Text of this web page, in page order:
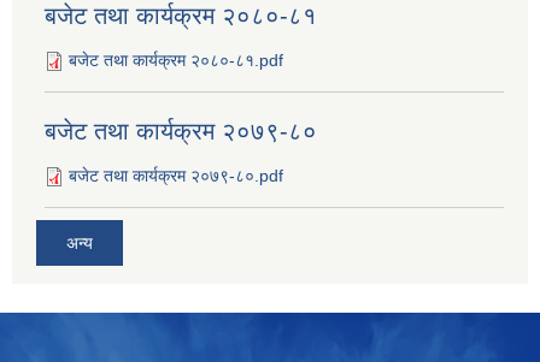
बजेट तथा कार्यक्रम २०८०-८१
बजेट तथा कार्यक्रम २०८०-८१.pdf
बजेट तथा कार्यक्रम २०७९-८०
बजेट तथा कार्यक्रम २०७९-८०.pdf
अन्य